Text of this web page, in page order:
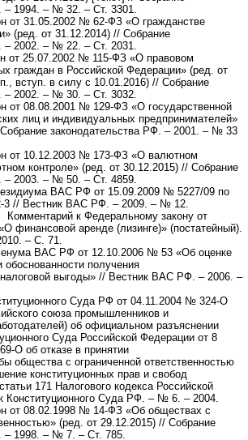
– 1994. – № 32. – Ст. 3301.
от 31.05.2002 № 62-ФЗ «О гражданстве
(ред. от 31.12.2014) // Собрание
– 2002. – № 22. – Ст. 2031.
от 25.07.2002 № 115-ФЗ «О правовом
граждан в Российской Федерации» (ред. от
вступ. в силу с 10.01.2016) // Собрание
– 2002. – № 30. – Ст. 3032.
от 08.08.2001 № 129-ФЗ «О государственной
лиц и индивидуальных предпринимателей»
законодательства РФ. – 2001. – № 33
от 10.12.2003 № 173-ФЗ «О валютном
контроле» (ред. от 30.12.2015) // Собрание
– 2003. – № 50. – Ст. 4859.
ВАС РФ от 15.09.2009 № 5227/09 по
3 // Вестник ВАС РФ. – 2009. – № 12.
Комментарий к Федеральному закону от
финансовой аренде (лизинге)» (постатейный).
– С. 71.
ВАС РФ от 12.10.2006 № 53 «Об оценке
получения
выгоды» // Вестник ВАС РФ. – 2006. –
Суда РФ от 04.11.2004 № 324-О
союза промышленников и
об официальном разъяснении
Суда Российской Федерации от 8
О об отказе в принятии
общества с ограниченной ответственностью
конституционных прав и свобод
171 Налогового кодекса Российской
Конституционного Суда РФ. – № 6. – 2004.
от 08.02.1998 № 14-ФЗ «Об обществах с
(ред. от 29.12.2015) // Собрание
– 1998. – № 7. – Ст. 785.